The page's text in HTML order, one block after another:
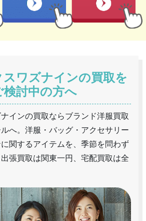
ワズナインの買取を
検討中の方へ
インの買取ならブランド洋服買取
へ。洋服・バッグ・アクセサリー
関するアイテムを、季節を問わず
張買取は関東一円、宅配買取は全